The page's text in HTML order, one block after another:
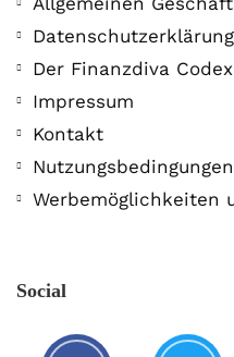
Datenschutzerklärung
Der Finanzdiva Codex
Impressum
Kontakt
Nutzungsbedingungen
Werbemöglichkeiten
Social